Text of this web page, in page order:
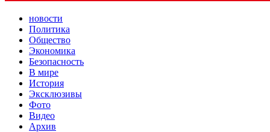
новости
Политика
Общество
Экономика
Безопасность
В мире
История
Эксклюзивы
Фото
Видео
Архив